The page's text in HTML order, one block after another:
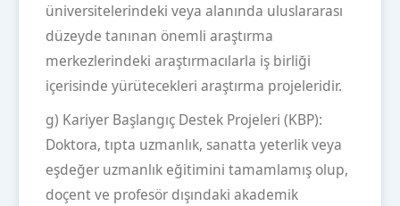
üniversitelerindeki veya alanında uluslararası
düzeyde tanınan önemli araştırma
merkezlerindeki araştırmacılarla iş birliği
içerisinde yürütecekleri araştırma projeleridir.
g) Kariyer Başlangıç Destek Projeleri (KBP):
Doktora, tıpta uzmanlık, sanatta yeterlik veya
eşdeğer uzmanlık eğitimini tamamlamış olup,
doçent ve profesör dışındaki akademik